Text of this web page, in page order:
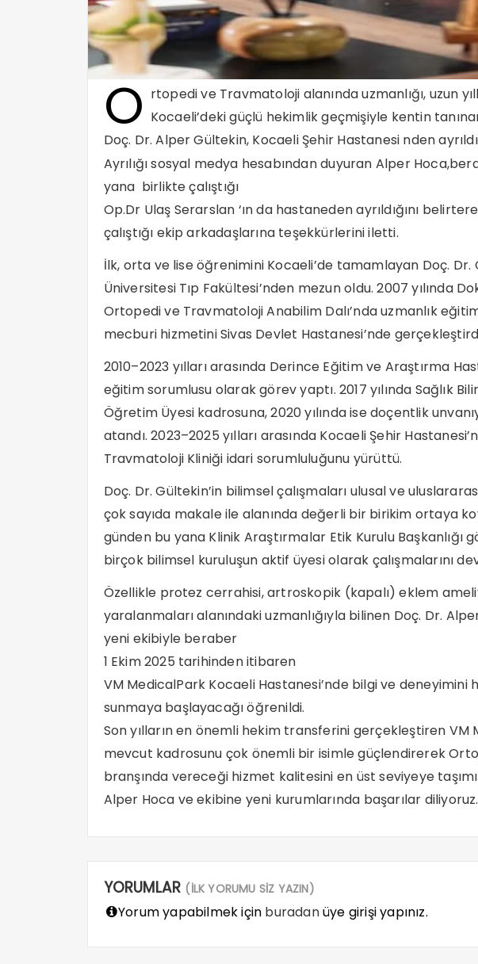
O rtopedi ve Travmatoloji alanında uzmanlığı, uzun
Kocaeli’deki güçlü hekimlik geçmişiyle kentin
Doç. Dr. Alper Gültekin, Kocaeli Şehir Hastanesi nden
Ayrılığı sosyal medya hesabından duyuran Alper
yana birlikte çalıştığı
Op.Dr Ulaş Serarslan ‘ın da hastaneden ayrıldığını
çalıştığı ekip arkadaşlarına teşekkürlerini iletti.
İlk, orta ve lise öğrenimini Kocaeli’de tamamlayan Doç. Dr.
Üniversitesi Tıp Fakültesi’nden mezun oldu. 2007 yılında
Ortopedi ve Travmatoloji Anabilim Dalı’nda uzmanlık
mecburi hizmetini Sivas Devlet Hastanesi’nde
2010–2023 yılları arasında Derince Eğitim ve Araştırma
eğitim sorumlusu olarak görev yaptı. 2017 yılında Sağlık
Öğretim Üyesi kadrosuna, 2020 yılında ise doçentlik
atandı. 2023–2025 yılları arasında Kocaeli Şehir
Travmatoloji Kliniği idari sorumluluğunu yürüttü.
Doç. Dr. Gültekin’in bilimsel çalışmaları ulusal ve
çok sayıda makale ile alanında değerli bir birikim ortaya
günden bu yana Klinik Araştırmalar Etik Kurulu Başkanlığı
birçok bilimsel kuruluşun aktif üyesi olarak çalışmalarını
Özellikle protez cerrahisi, artroskopik (kapalı) eklem
yaralanmaları alanındaki uzmanlığıyla bilinen Doç. Dr.
yeni ekibiyle beraber
1 Ekim 2025 tarihinden itibaren
VM MedicalPark Kocaeli Hastanesi’nde bilgi ve deneyimini
sunmaya başlayacağı öğrenildi.
Son yılların en önemli hekim transferini gerçekleştiren VM
mevcut kadrosunu çok önemli bir isimle güçlendirerek
branşında vereceği hizmet kalitesini en üst seviyeye
Alper Hoca ve ekibine yeni kurumlarında başarılar diliyoruz.
YORUMLAR (İLK YORUMU SİZ YAZIN)
Yorum yapabilmek için buradanüye girişi yapınız.